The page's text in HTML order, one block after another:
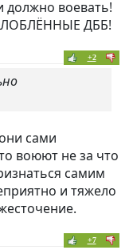
должно воевать!
ДББ!
+2
сами
воюют не за что
самим
и тяжело
+7